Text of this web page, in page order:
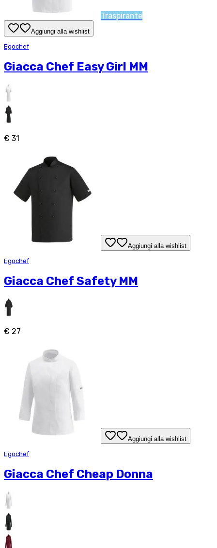
Traspirante
Aggiungi alla wishlist
Egochef
Giacca Chef Easy Girl MM
€ 31
Aggiungi alla wishlist
Egochef
Giacca Chef Safety MM
€ 27
Aggiungi alla wishlist
Egochef
Giacca Chef Cheap Donna